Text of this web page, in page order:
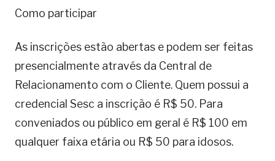
Como participar
As inscrições estão abertas e podem ser feitas
presencialmente através da Central de
Relacionamento com o Cliente. Quem possui a
credencial Sesc a inscrição é R$ 50. Para
conveniados ou público em geral é R$ 100 em
qualquer faixa etária ou R$ 50 para idosos.